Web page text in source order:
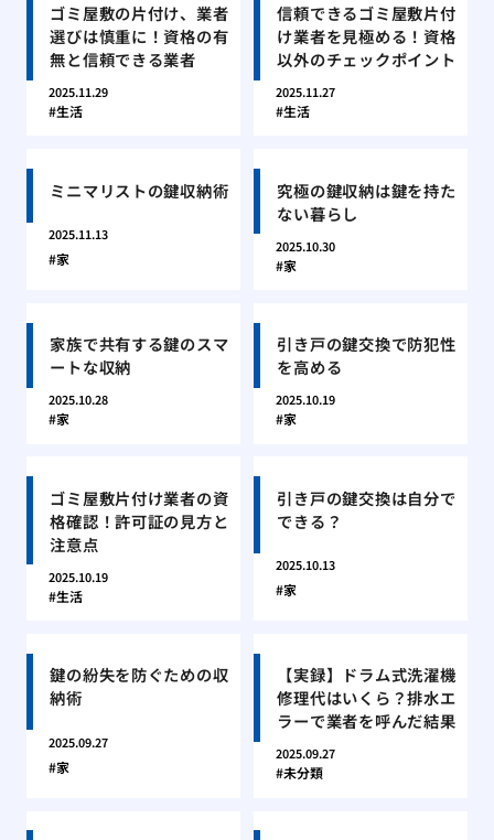
ゴミ屋敷の片付け、業者
選びは慎重に！資格の有
無と信頼できる業者
2025.11.29
生活
信頼できるゴミ屋敷片付
け業者を見極める！資格
以外のチェックポイント
2025.11.27
生活
ミニマリストの鍵収納術
2025.11.13
家
究極の鍵収納は鍵を持た
ない暮らし
2025.10.30
家
家族で共有する鍵のスマ
ートな収納
2025.10.28
家
引き戸の鍵交換で防犯性
を高める
2025.10.19
家
ゴミ屋敷片付け業者の資
格確認！許可証の見方と
注意点
2025.10.19
生活
引き戸の鍵交換は自分で
できる？
2025.10.13
家
鍵の紛失を防ぐための収
納術
2025.09.27
家
【実録】ドラム式洗濯機
修理代はいくら？排水エ
ラーで業者を呼んだ結果
2025.09.27
未分類